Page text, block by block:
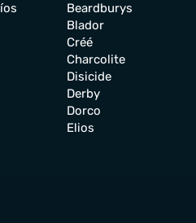
Beardburys
Blador
Créé
Charcolite
Disicide
Derby
Dorco
Elios